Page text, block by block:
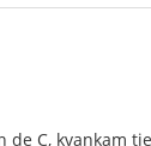
de C, kvankam